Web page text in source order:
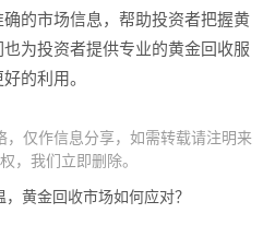
的市场信息，帮助投资者把握黄
为投资者提供专业的黄金回收服
的利用。
，仅作信息分享，如需转载请注明来
，我们立即删除。
黄金回收市场如何应对？